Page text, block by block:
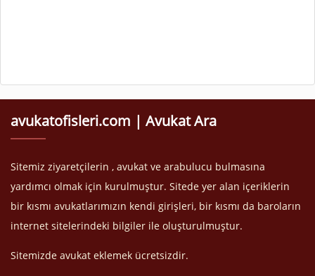
avukatofisleri.com | Avukat Ara
Sitemiz ziyaretçilerin , avukat ve arabulucu bulmasına
yardımcı olmak için kurulmuştur. Sitede yer alan içeriklerin
bir kısmı avukatlarımızın kendi girişleri, bir kısmı da baroların
internet sitelerindeki bilgiler ile oluşturulmuştur.
Sitemizde avukat eklemek ücretsizdir.